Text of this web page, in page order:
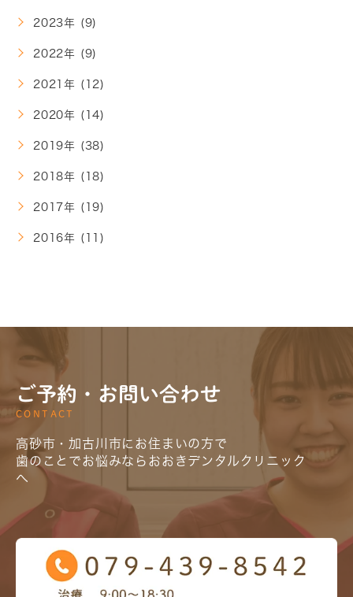
2023年 (9)
2022年 (9)
2021年 (12)
2020年 (14)
2019年 (38)
2018年 (18)
2017年 (19)
2016年 (11)
ご予約・お問い合わせ
CONTACT
高砂市・加古川市にお住まいの方で
歯のことでお悩みならおおきデンタルクリニック
へ